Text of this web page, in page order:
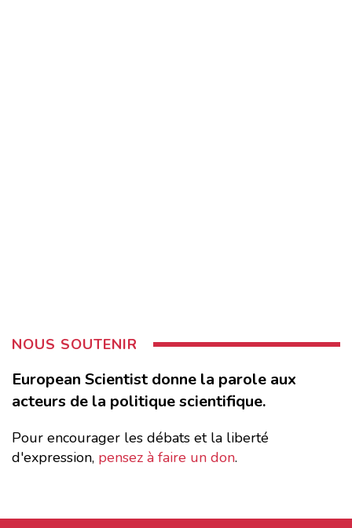
NOUS SOUTENIR
European Scientist donne la parole aux
acteurs de la politique scientifique.
Pour encourager les débats et la liberté
d'expression, pensez à faire un don.